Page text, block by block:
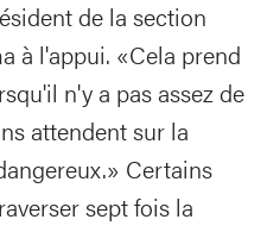
de la section
à l'appui. «Cela prend
n'y a pas assez de
attendent sur la
Certains
sept fois la